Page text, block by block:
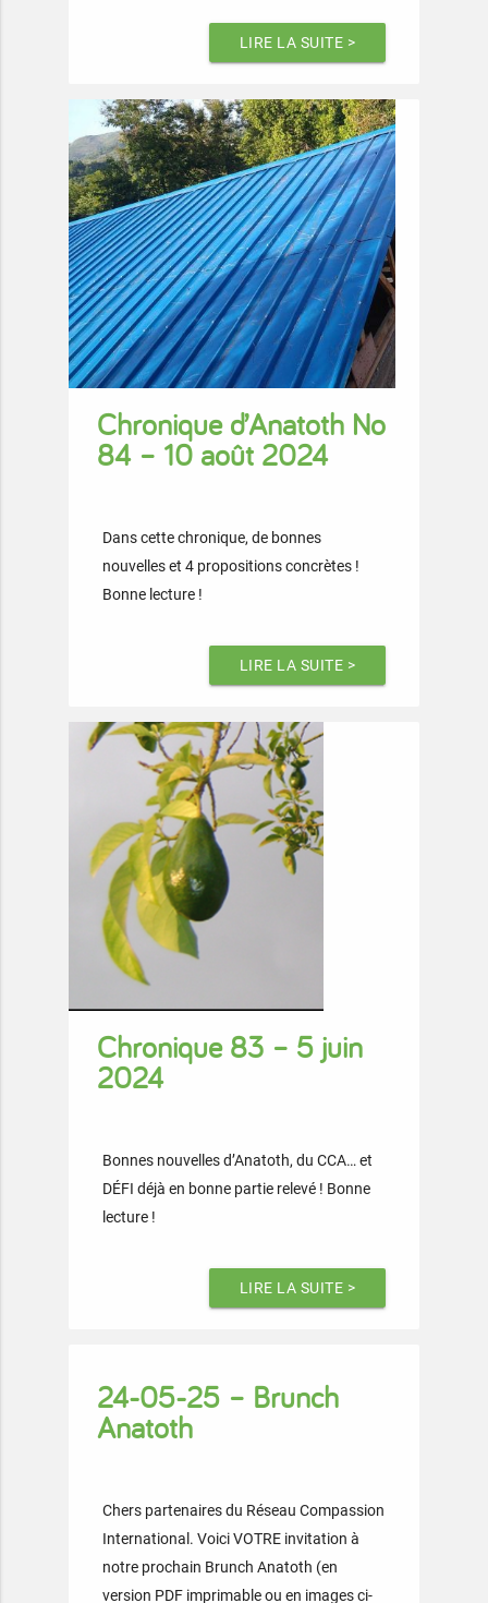
LIRE LA SUITE >
Chronique d’Anatoth No
84 – 10 août 2024
Dans cette chronique, de bonnes
nouvelles et 4 propositions concrètes !
Bonne lecture !
LIRE LA SUITE >
Chronique 83 – 5 juin
2024
Bonnes nouvelles d’Anatoth, du CCA… et
DÉFI déjà en bonne partie relevé ! Bonne
lecture !
LIRE LA SUITE >
24-05-25 – Brunch
Anatoth
Chers partenaires du Réseau Compassion
International. Voici VOTRE invitation à
notre prochain Brunch Anatoth (en
version PDF imprimable ou en images ci-